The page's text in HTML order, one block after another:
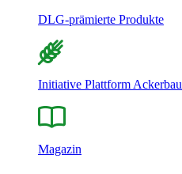
DLG-prämierte Produkte
Initiative Plattform Ackerbau
Magazin